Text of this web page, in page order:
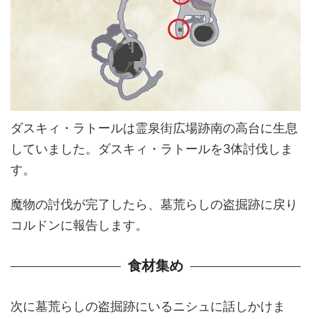
ダスキィ・ラトールは霊泉街広場跡南の高台に生息
していました。ダスキィ・ラトールを3体討伐しま
す。
魔物の討伐が完了したら、墓荒らしの盗掘跡に戻り
コルドンに報告します。
食材集め
次に墓荒らしの盗掘跡にいるニシュに話しかけま